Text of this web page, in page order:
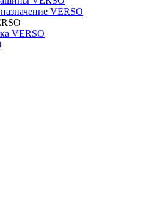
VERSO
VERSO